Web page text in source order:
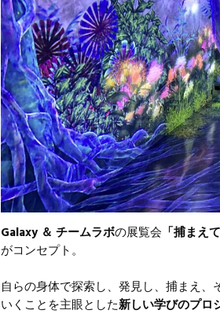
Galaxy ＆ チームラボの展覧会 「捕まえ
がコンセプト。
自らの身体で探索し、発見し、捕まえ
いくことを主眼とした新しい学びのプロ